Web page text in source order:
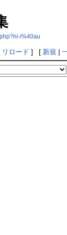
i%40au
リロード ] [ 新規 |